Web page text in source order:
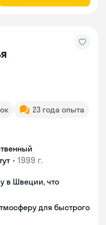
23 года опыта
• 1999 г.
в Швеции, что
для быстрого